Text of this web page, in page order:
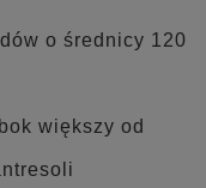
o średnicy 120
większy od